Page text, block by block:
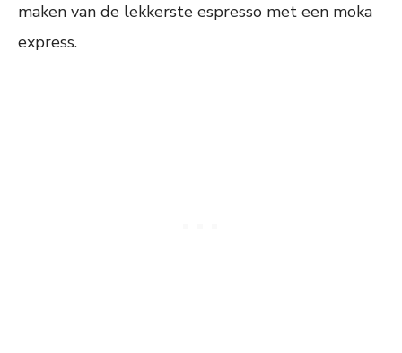
maken van de lekkerste espresso met een moka
express.